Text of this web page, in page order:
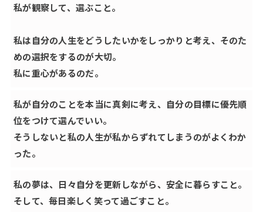
私が観察して、選ぶこと。
私は自分の人生をどうしたいかをしっかりと考え、そのた
めの選択をするのが大切。
私に重心があるのだ。
私が自分のことを本当に真剣に考え、自分の目標に優先順
位をつけて選んでいい。
そうしないと私の人生が私からずれてしまうのがよくわか
った。
私の夢は、日々自分を更新しながら、安全に暮らすこと。
そして、毎日楽しく笑って過ごすこと。